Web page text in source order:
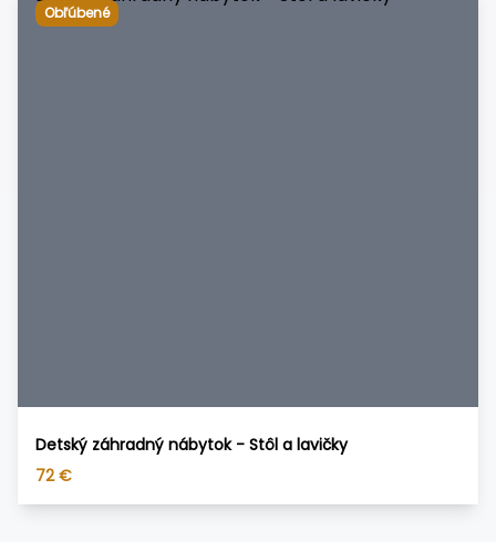
Obľúbené
Detský záhradný nábytok - Stôl a lavičky
72 €